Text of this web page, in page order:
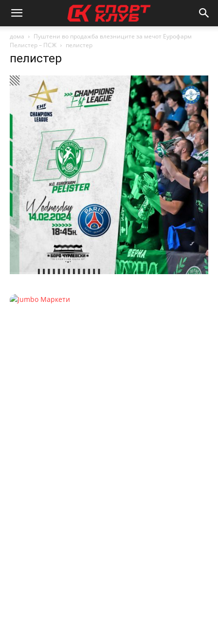
дома
Пуштени во продажба влезниците за мечот Еурофарм
Пелистер – ПСЖ
пелистер
пелистер